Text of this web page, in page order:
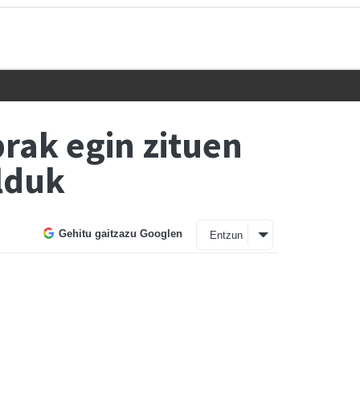
egin zituen
Gehitu gaitzazu Googlen Entzun